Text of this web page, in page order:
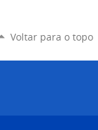
Voltar para o topo